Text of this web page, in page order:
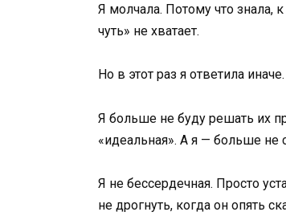
Я молчала. Потому что знала,
чуть» не хватает.
Но в этот раз я ответила
Я больше не буду решать их
«идеальная». А я — больше не
Я не бессердечная. Просто
не дрогнуть, когда он опять